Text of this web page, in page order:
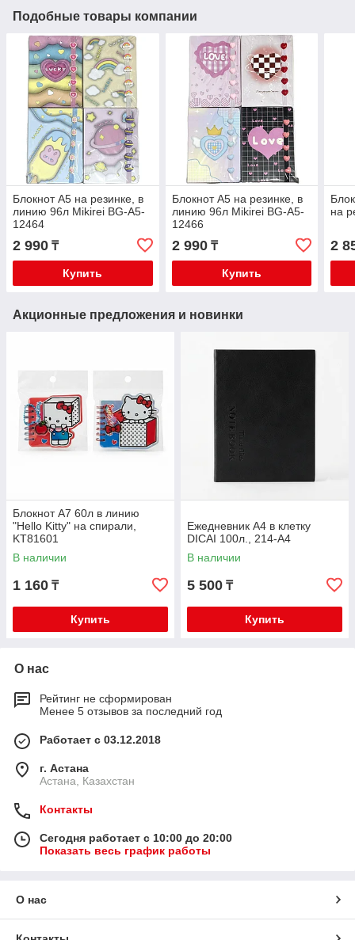
Подобные товары компании
Блокнот А5 на резинке, в
линию 96л Mikirei BG-A5-
12464
2 990 ₸
Купить
Блокнот А5 на резинке, в
линию 96л Mikirei BG-A5-
12466
2 990₸
Купить
на
2
Акционные предложения и новинки
Блокнот А7 60л в линию
"Hello Kitty" на спирали,
KT81601
В наличии
1 160 ₸
Купить
Ежедневник А4 в клетку
DICAI 100л., 214-A4
В наличии
5 500 ₸
Купить
О нас
Рейтинг не сформирован
Менее 5 отзывов за последний год
Работает с 03.12.2018
г. Астана
Астана, Казахстан
Контакты
Сегодня работает с 10:00 до 20:00
Показать весь график работы
О нас